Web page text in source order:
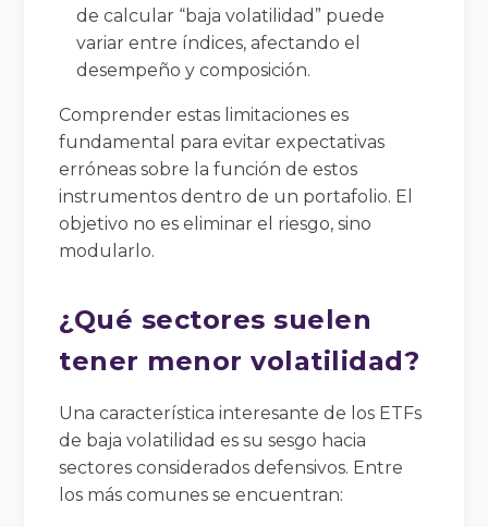
de calcular “baja volatilidad” puede
variar entre índices, afectando el
desempeño y composición.
Comprender estas limitaciones es
fundamental para evitar expectativas
erróneas sobre la función de estos
instrumentos dentro de un portafolio. El
objetivo no es eliminar el riesgo, sino
modularlo.
¿Qué sectores suelen
tener menor volatilidad?
Una característica interesante de los ETFs
de baja volatilidad es su sesgo hacia
sectores considerados defensivos. Entre
los más comunes se encuentran: